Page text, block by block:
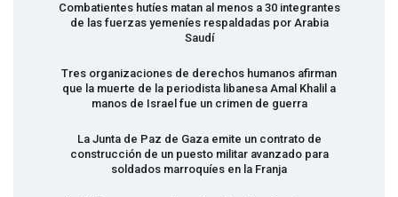
Combatientes hutíes matan al menos a 30 integrantes
de las fuerzas yemeníes respaldadas por Arabia
Saudí
Tres organizaciones de derechos humanos afirman
que la muerte de la periodista libanesa Amal Khalil a
manos de Israel fue un crimen de guerra
La Junta de Paz de Gaza emite un contrato de
construcción de un puesto militar avanzado para
soldados marroquíes en la Franja